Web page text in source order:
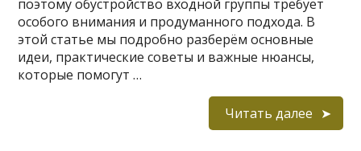
поэтому обустройство входной группы требует
особого внимания и продуманного подхода. В
этой статье мы подробно разберём основные
идеи, практические советы и важные нюансы,
которые помогут …
Читать далее